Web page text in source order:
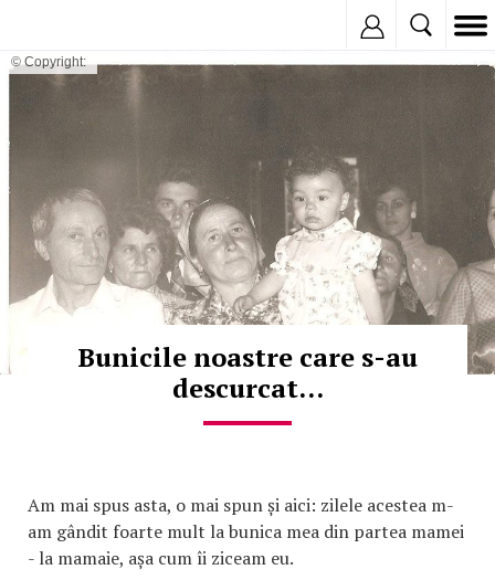
© Copyright:
Bunicile noastre care s-au
descurcat...
Am mai spus asta, o mai spun și aici: zilele acestea m-
am gândit foarte mult la bunica mea din partea mamei
- la mamaie, așa cum îi ziceam eu.